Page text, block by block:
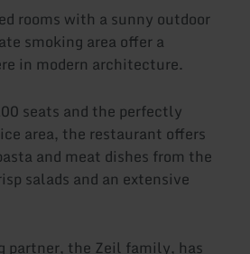
rooms with a sunny outdoor
smoking area offer a
in modern architecture.
seats and the perfectly
area, the restaurant offers
and meat dishes from the
salads and an extensive
partner, the Zeil family, has